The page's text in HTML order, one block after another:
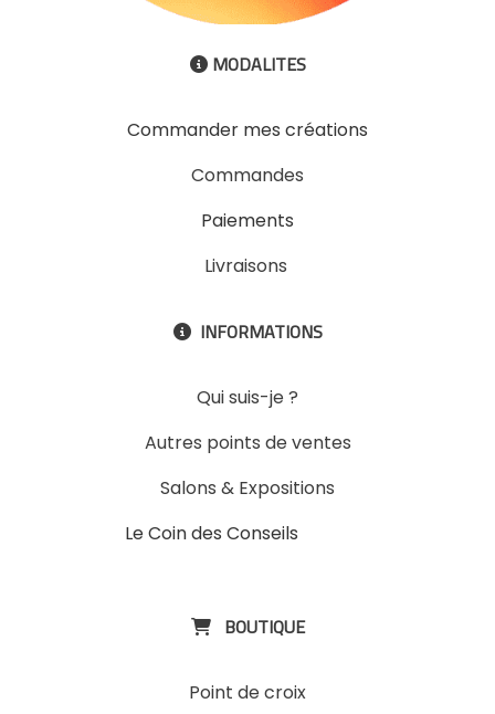
 MODALITES
Commander mes créations
Commandes
Paiements
Livraisons
 INFORMATIONS
Qui suis-je ?
Autres points de ventes
Salons & Expositions
Le Coin des Conseils
 BOUTIQUE
Point de croix